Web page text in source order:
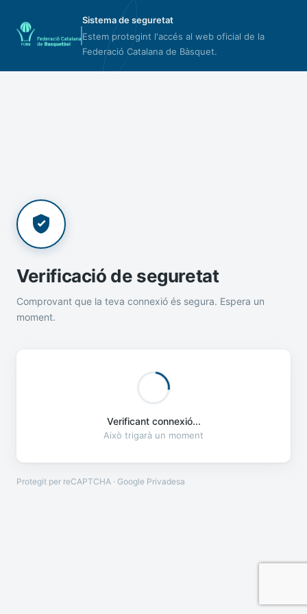
Sistema de seguretat
Estem protegint l'accés al web oficial de la
Federació Catalana de Bàsquet.
Verificació de seguretat
Comprovant que la teva connexió és segura. Espera un
moment.
Verificant connexió...
Això trigarà un moment
Protegit per reCAPTCHA · Google Privadesa